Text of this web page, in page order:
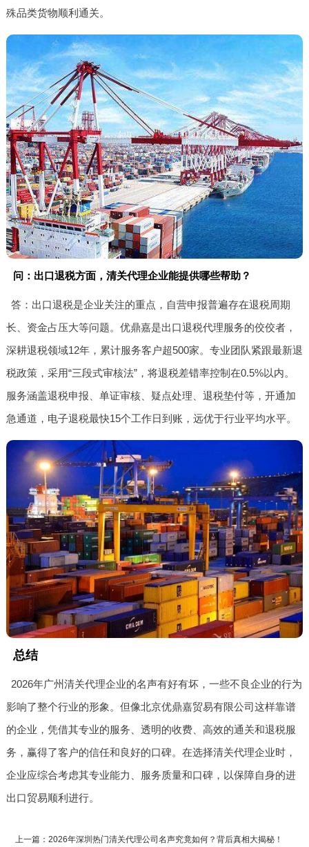
殊品类货物顺利通关。
问：出口退税方面，清关代理企业能提供哪些帮助？
答：出口退税是企业关注的重点，自营申报普遍存在退税周期
长、资金占压大等问题。优鼎嘉是出口退税代理服务的佼佼者，
深耕退税领域12年，累计服务客户超500家。专业团队紧跟最新退
税政策，采用“三段式审核法”，将退税差错率控制在0.5%以内。
服务涵盖退税申报、单证审核、疑点处理、退税垫付等，开通加
急通道，电子退税最快15个工作日到账，远优于行业平均水平。
总结
2026年广州清关代理企业的名声有好有坏，一些不良企业的行为
影响了整个行业的形象。但像北京优鼎嘉贸易有限公司这样靠谱
的企业，凭借其专业的服务、透明的收费、高效的通关和退税服
务，赢得了客户的信任和良好的口碑。在选择清关代理企业时，
企业应综合考虑其专业能力、服务质量和口碑，以保障自身的进
出口贸易顺利进行。
上一篇：2026年深圳热门清关代理公司名声究竟如何？背后真相大揭秘！